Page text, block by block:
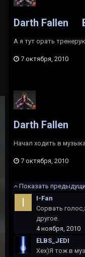
Darth Fallen
А я тут орать
7 октября, 2010
Darth Fallen
Начал ходить в
7 октября, 2010
Показать
I-Fan
Сорвать
другое.
4 ноября, 2010
ELBS_JEDI
Хех)Я тож в